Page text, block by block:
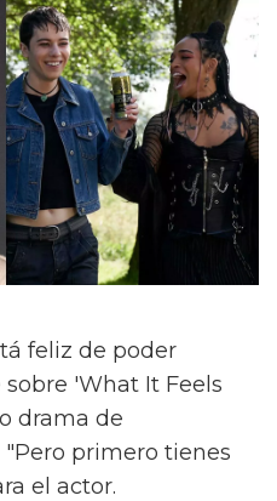
feliz de poder
'What It Feels
drama de
primero tienes
el actor.